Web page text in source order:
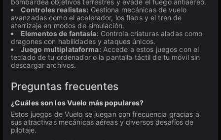
bombardea objetivos terrestres y evade el fuego antiaéreo.
Controles realistas: Gestiona mecánicas de vuelo
avanzadas como el acelerador, los flaps y el tren de
aterrizaje en modos de simulación.
Elementos de fantasía: Controla criaturas aladas como
dragones con habilidades y ataques únicos.
Juego multiplataforma: Accede a estos juegos con el
teclado de tu ordenador o la pantalla táctil de tu móvil sin
descargar archivos.
Preguntas frecuentes
¿Cuáles son los Vuelo más populares?
Estos juegos de Vuelo se juegan con frecuencia gracias a
sus atractivas mecánicas aéreas y diversos desafíos de
pilotaje.